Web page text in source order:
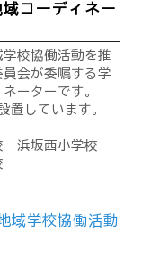
コーディネー
校協働活動を推
会が委嘱する学
ーターです。
しています。
浜坂西小学校
域学校協働活動